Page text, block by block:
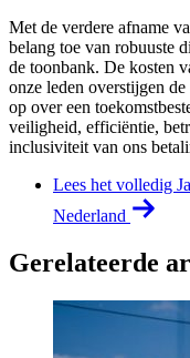
Met de verdere afname
belang toe van robuuste
de toonbank. De kosten
onze leden overstijgen
op over een
veiligheid, efficiëntie,
inclusiviteit van ons
Lees het volledig
Nederland
Gerelateerde